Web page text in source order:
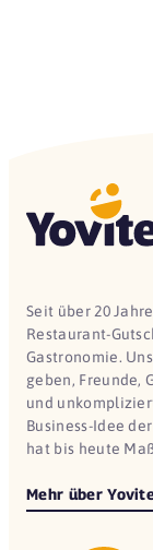
Seit über 20
Restaurant-
Gastronomie.
geben, Freunde,
und
Business-Idee
hat bis heute
Mehr über